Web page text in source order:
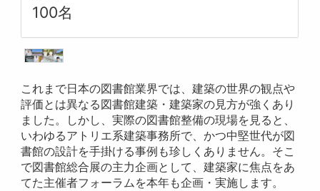
100名
これまで日本の図書館業界では、建築の世界の観点や
評価とは異なる図書館建築・建築家の見方が強くあり
ました。しかし、実際の図書館整備の現場を見ると、
いわゆるアトリエ系建築事務所で、かつ中堅世代が図
書館の設計を手掛ける事例も珍しくありません。そこ
で図書館総合展の主力企画として、建築家に焦点をあ
てた主催者フォーラムを本年も企画・実施します。